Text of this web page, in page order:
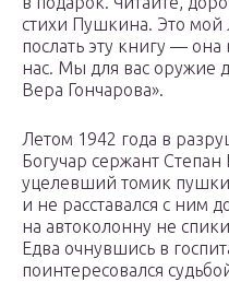
стихи Пушкина. Это
послать эту книгу —
нас. Мы для вас оружие
Вера Гончарова».
Летом 1942 года в
Богучар сержант
уцелевший томик
и не расставался с ним
на автоколонну не
Едва очнувшись в
поинтересовался